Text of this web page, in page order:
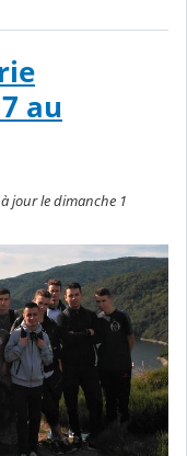
au
jour le dimanche 1